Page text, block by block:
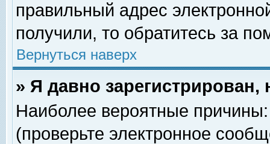
правильный адрес
получили, то обратитесь за
Вернуться наверх
» Я давно
Наиболее вероятные
(проверьте электронное